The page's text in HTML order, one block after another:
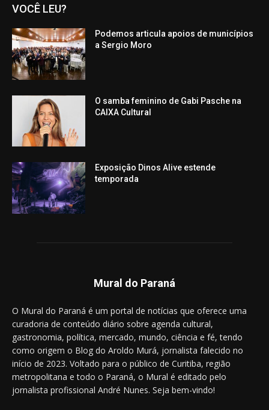
VOCÊ LEU?
Podemos articula apoios de municípios
a Sergio Moro
O samba feminino de Gabi Pasche na
CAIXA Cultural
Exposição Dinos Alive estende
temporada
Mural do Paraná
O Mural do Paraná é um portal de notícias que oferece uma
curadoria de conteúdo diário sobre agenda cultural,
gastronomia, política, mercado, mundo, ciência e fé, tendo
como origem o Blog do Aroldo Murá, jornalista falecido no
início de 2023. Voltado para o público de Curitiba, região
metropolitana e todo o Paraná, o Mural é editado pelo
jornalista profissional André Nunes. Seja bem-vindo!